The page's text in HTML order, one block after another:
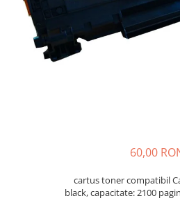
60,00
cartus toner compatibil
black, capacitate: 2100